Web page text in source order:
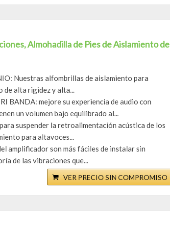
Almohadilla de Pies de Aislamiento de
Nuestras alfombrillas de aislamiento para
de alta rigidez y alta...
BANDA: mejore su experiencia de audio con
un volumen bajo equilibrado al...
suspender la retroalimentación acústica de los
para altavoces...
amplificador son más fáciles de instalar sin
de las vibraciones que...
VER PRECIO SIN COMPROMISO